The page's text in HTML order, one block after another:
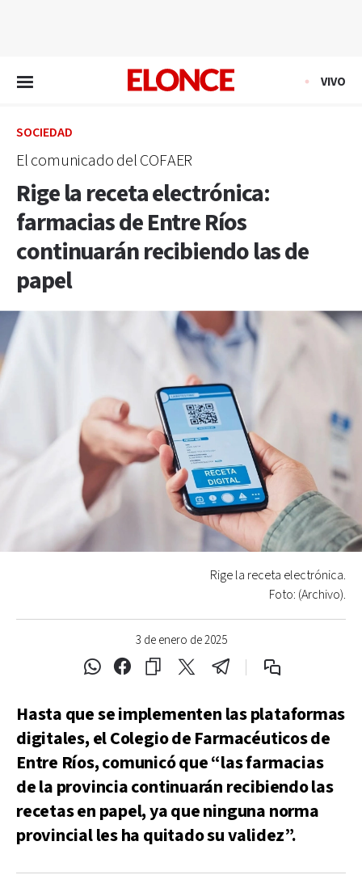
VIVO
SOCIEDAD
El comunicado del COFAER
Rige la receta electrónica:
farmacias de Entre Ríos
continuarán recibiendo las de
papel
3 de enero de 2025
Rige la receta electrónica.
Foto: (Archivo).
Hasta que se implementen las plataformas
digitales, el Colegio de Farmacéuticos de
Entre Ríos, comunicó que “las farmacias
de la provincia continuarán recibiendo las
recetas en papel, ya que ninguna norma
provincial les ha quitado su validez”.